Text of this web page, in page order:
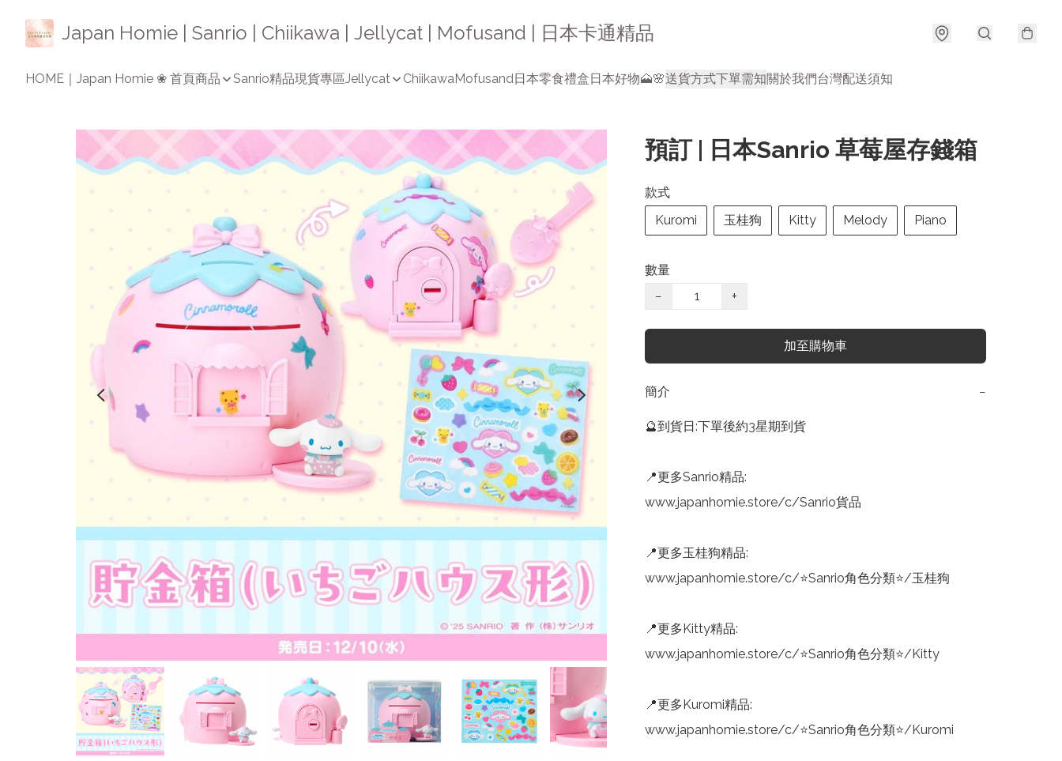
Japan Homie | Sanrio | Chiikawa | Jellycat | Mofusand | 日本卡通精品
HOME｜Japan Homie ❀ 首頁商品 Sanrio精品現貨專區Jellycat ChiikawaMofusand日本零食禮盒日本好物🗻🌸送貨方式下單需知關於我們台灣配送須知
預訂 | 日本Sanrio 草莓屋存錢箱
款式
Kuromi
玉桂狗 Kitty Melody Piano
數量
−
+
加至購物車
簡介 −
🔮到貨日:下單後約3星期到貨
📍更多Sanrio精品:
www.japanhomie.store/c/Sanrio貨品
📍更多玉桂狗精品:
www.japanhomie.store/c/⭐Sanrio角色分類⭐/玉桂狗
📍更多Kitty精品:
www.japanhomie.store/c/⭐Sanrio角色分類⭐/Kitty
📍更多Kuromi精品:
www.japanhomie.store/c/⭐Sanrio角色分類⭐/Kuromi